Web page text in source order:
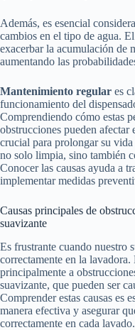
Además, es esencial
cambios en el tipo de agua.
exacerbar la acumulación de
aumentando las
Mantenimiento regular es
funcionamiento del
Comprendiendo cómo estas
obstrucciones pueden
crucial para prolongar su
no solo limpia, sino también
Conocer las causas ayuda a
implementar medidas
Causas principales de
suavizante
Es frustrante cuando nuestro
correctamente en la lavadora.
principalmente a
suavizante, que pueden ser
Comprender estas causas es
manera efectiva y asegurar
correctamente en cada lavado.